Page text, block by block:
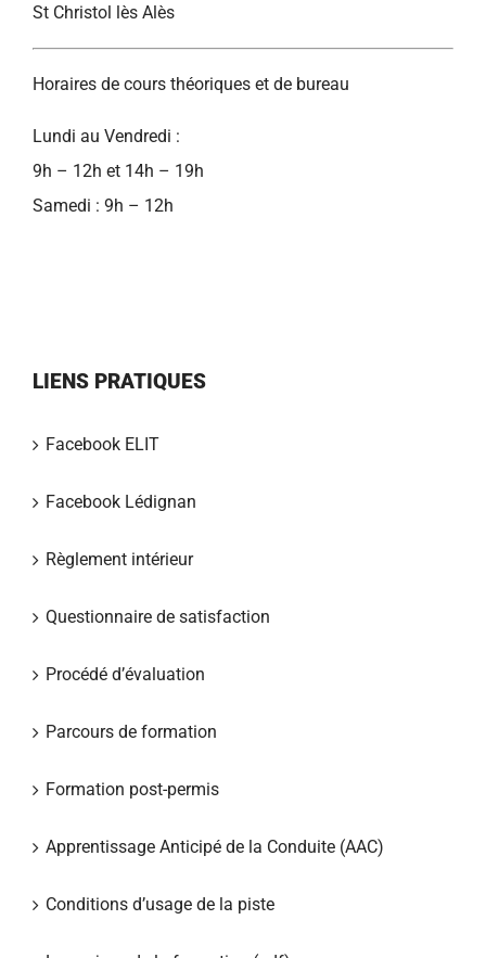
St Christol lès Alès
Horaires de cours théoriques et de bureau
Lundi au Vendredi :
9h – 12h et 14h – 19h
Samedi : 9h – 12h
LIENS PRATIQUES
Facebook ELIT
Facebook Lédignan
Règlement intérieur
Questionnaire de satisfaction
Procédé d’évaluation
Parcours de formation
Formation post-permis
Apprentissage Anticipé de la Conduite (AAC)
Conditions d’usage de la piste